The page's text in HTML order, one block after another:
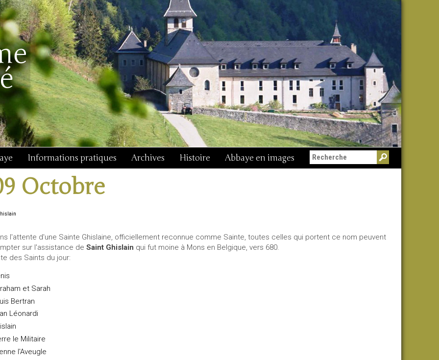
Informations pratiques Archives Histoire Abbaye en images
Octobre
l'attente d'une Sainte Ghislaine, officiellement reconnue comme Sainte, toutes celles qui portent ce nom peuvent
sur l'assistance de Saint Ghislain qui fut moine à Mons en Belgique, vers 680.
des Saints du jour:
et Sarah
Bertran
Léonardi
le Militaire
l'Aveugle